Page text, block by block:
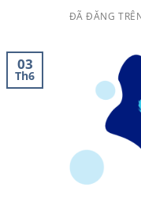
ĐÃ ĐĂNG
03
Th6